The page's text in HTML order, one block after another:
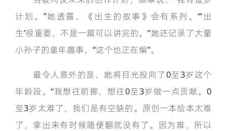
计划。”她透露，《出生的故事》会有系列。“‘出
生’很重要，不是一篇可以讲完的。”她还记录了大量
小孙子的童年趣事，“这个也正在编”。
最令人意外的是，她将目光投向了0至3岁这个
年龄段。“我想往前挪，想往0至3岁做一点贡献。0
至3岁太难了，我们是有空缺的。原创一本绘本太难
了，拿出来有时候随便翻就没有了。因为难，所以